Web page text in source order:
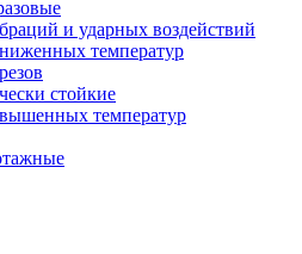
и ударных воздействий
температур
стойкие
температур